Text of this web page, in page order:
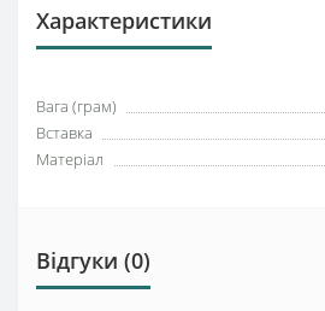
Характеристики
Вага (грам)
Вставка
Матеріал
Відгуки (0)